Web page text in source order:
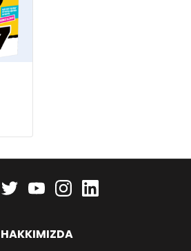
twitteryoutubeinstagram
HAKKIMIZDA